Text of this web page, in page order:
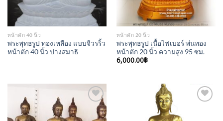
หน้าตัก 40 นิ้ว
พระพุทธรูป ทองเหลือง แบบจีวรริ้ว
หน้าตัก 40 นิ้ว ปางสมาธิ
หน้าตัก 20 นิ้ว
พระพุทธรูป เนื้อไฟเบอร์ พ่นทอง
หน้าตัก 20 นิ้ว ความสูง 95 ซม.
6,000.00฿
Add to
Wishlist